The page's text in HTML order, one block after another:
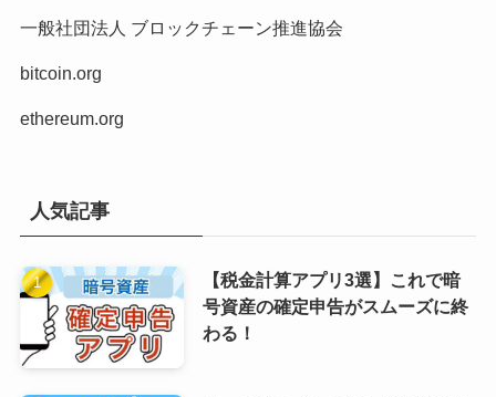
一般社団法人 ブロックチェーン推進協会
bitcoin.org
ethereum.org
人気記事
【税金計算アプリ3選】これで暗
号資産の確定申告がスムーズに終
わる！